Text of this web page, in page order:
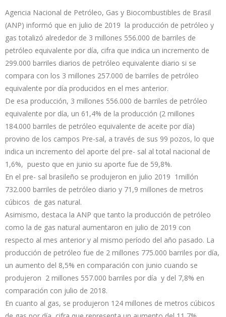
Agencia Nacional de Petróleo, Gas y Biocombustibles de Brasil
(ANP) informó que en julio de 2019 la producción de petróleo y
gas totalizó alrededor de 3 millones 556.000 de barriles de
petróleo equivalente por día, cifra que indica un incremento de
299.000 barriles diarios de petróleo equivalente diario si se
compara con los 3 millones 257.000 de barriles de petróleo
equivalente por día producidos en el mes anterior.
De esa producción, 3 millones 556.000 de barriles de petróleo
equivalente por día, un 61,4% de la producción (2 millones
184.000 barriles de petróleo equivalente de aceite por día)
provino de los campos Pre-sal, a través de sus 99 pozos, lo que
indica un incremento del aporte del pre- sal al total nacional de
1,6%, puesto que en junio su aporte fue de 59,8%.
En el pre- sal brasileño se produjeron en julio 2019 1millón
732.000 barriles de petróleo diario y 71,9 millones de metros
cúbicos de gas natural.
Asimismo, destaca la ANP que tanto la producción de petróleo
como la de gas natural aumentaron en julio de 2019 con
respecto al mes anterior y al mismo período del año pasado. La
producción de petróleo fue de 2 millones 775.000 barriles por día,
un aumento del 8,5% en comparación con junio cuando se
produjeron 2 millones 557.000 barriles por día y del 7,8% en
comparación con julio de 2018.
En cuanto al gas, se produjeron 124 millones de metros cúbicos